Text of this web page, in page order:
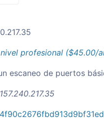
profesional ($45.00/
escaneo de puertos